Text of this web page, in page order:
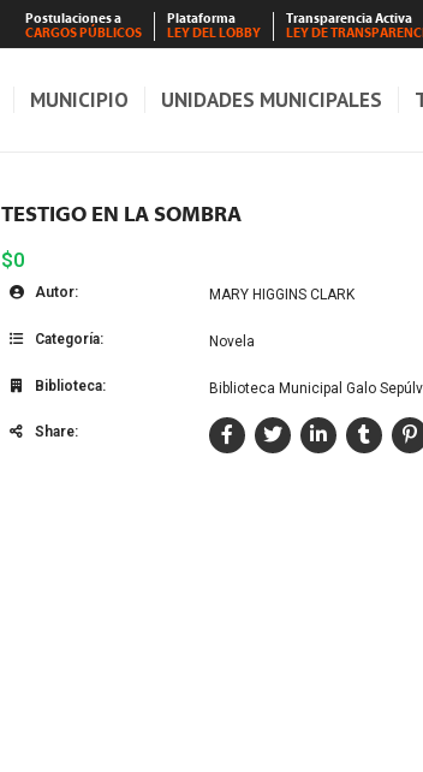
Postulaciones a
CARGOS PÚBLICOS
Plataforma
LEY DEL LOBBY
Transparencia Activa
LEY DE
MUNICIPIO UNIDADES MUNICIPALES
TESTIGO EN LA SOMBRA
$0
Autor: MARY HIGGINS CLARK
Categoría: Novela
Biblioteca: Biblioteca Municipal Galo
Share: